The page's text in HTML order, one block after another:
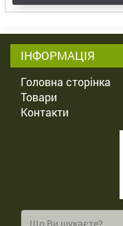
ІНФОРМАЦІЯ
Головна сторінка
Товари
Контакти